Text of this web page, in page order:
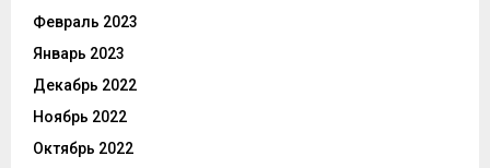
Февраль 2023
Январь 2023
Декабрь 2022
Ноябрь 2022
Октябрь 2022